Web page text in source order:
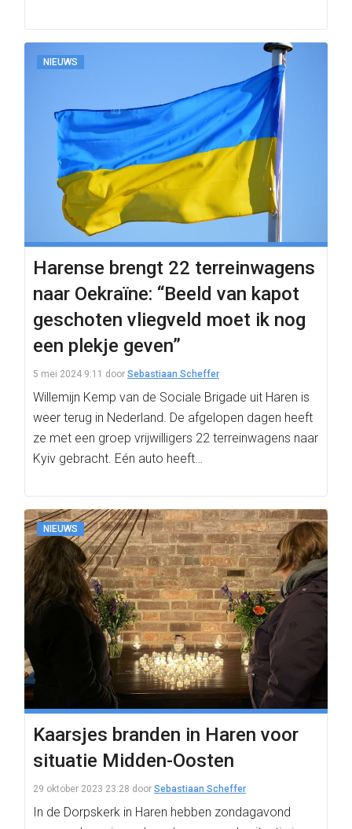
NIEUWS
Harense brengt 22 terreinwagens
naar Oekraïne: “Beeld van kapot
geschoten vliegveld moet ik nog
een plekje geven”
5 mei 2024 9:11 door Sebastiaan Scheffer
Willemijn Kemp van de Sociale Brigade uit Haren is
weer terug in Nederland. De afgelopen dagen heeft
ze met een groep vrijwilligers 22 terreinwagens naar
Kyiv gebracht. Eén auto heeft…
NIEUWS
Kaarsjes branden in Haren voor
situatie Midden-Oosten
29 oktober 2023 23:28 door Sebastiaan Scheffer
In de Dorpskerk in Haren hebben zondagavond